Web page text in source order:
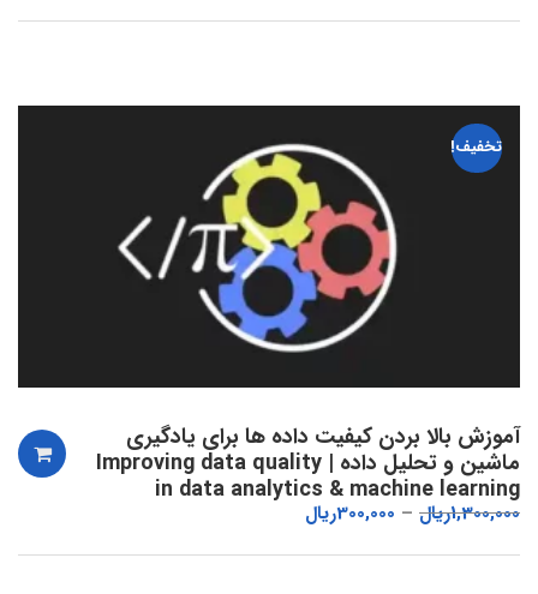
تخفیف!
آموزش بالا بردن کیفیت داده ها برای یادگیری
ماشین و تحلیل داده | Improving data quality
in data analytics & machine learning
1,300,000ریال 300,000ریال